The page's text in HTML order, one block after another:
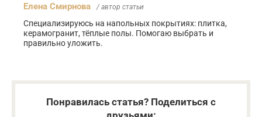
Елена Смирнова / автор статьи
Специализируюсь на напольных покрытиях: плитка,
керамогранит, тёплые полы. Помогаю выбрать и
правильно уложить.
Понравилась статья? Поделиться с